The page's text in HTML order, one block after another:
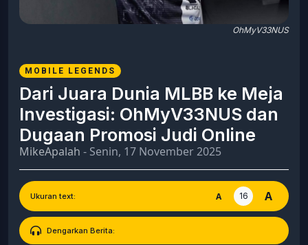
OhMyV33NUS
MOBILE LEGENDS
Dari Juara Dunia MLBB ke Meja
Investigasi: OhMyV33NUS dan
Dugaan Promosi Judi Online
MikeApalah - Senin, 17 November 2025
Ukuran text: A 16 A
Dengarkan Berita: